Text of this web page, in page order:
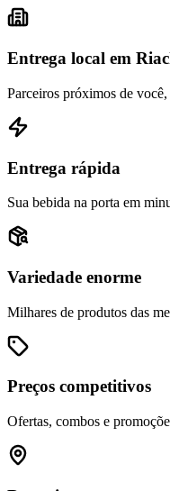
Entrega local em
Parceiros próximos de
Entrega rápida
Sua bebida na porta em
Variedade enorme
Milhares de produtos das
Preços competitivos
Ofertas, combos e